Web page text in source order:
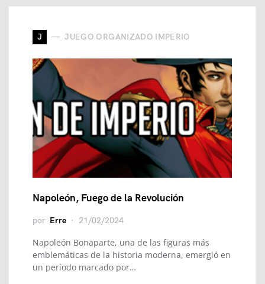
J JUEGO ORGANIZADO IMPERIO
Napoleón, Fuego de la Revolución
por Erre 21/02/2024
Napoleón Bonaparte, una de las figuras más
emblemáticas de la historia moderna, emergió en
un período marcado por…